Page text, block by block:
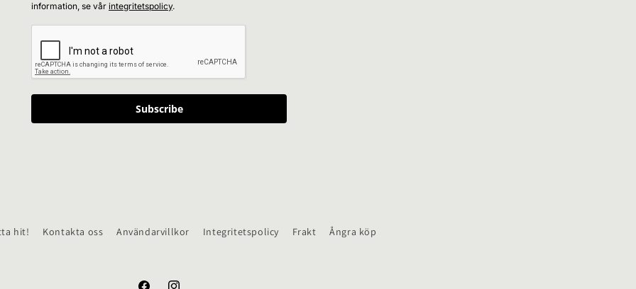
information, se vår integritetspolicy.
Subscribe
hit! Kontakta oss Användarvillkor Integritetspolicy Frakt Ångra köp